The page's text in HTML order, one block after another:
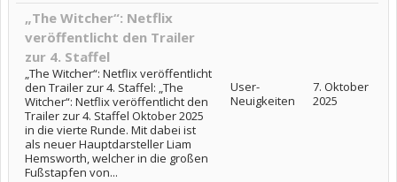
„The Witcher“: Netflix
veröffentlicht den Trailer
zur 4. Staffel
„The Witcher“: Netflix veröffentlicht
den Trailer zur 4. Staffel: „The
Witcher“: Netflix veröffentlicht den
Trailer zur 4. Staffel Oktober 2025
in die vierte Runde. Mit dabei ist
als neuer Hauptdarsteller Liam
Hemsworth, welcher in die großen
Fußstapfen von...
User-
Neuigkeiten
7. Oktober
2025